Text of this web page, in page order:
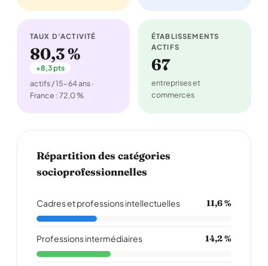
TAUX D'ACTIVITÉ
80,3 %
+8,3 pts
actifs / 15-64 ans ·
France : 72,0 %
ÉTABLISSEMENTS
ACTIFS
67
entreprises et
commerces
Répartition des catégories
socioprofessionnelles
Cadres et professions intellectuelles 11,6 %
Professions intermédiaires 14,2 %